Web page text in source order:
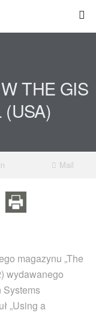
THE GIS
(USA)
Mail
magazynu „The
wydawanego
Systems
„Using a